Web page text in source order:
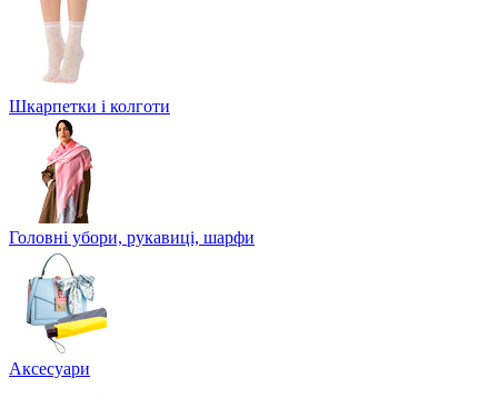
Шкарпетки і колготи
Головні убори, рукавиці, шарфи
Аксесуари